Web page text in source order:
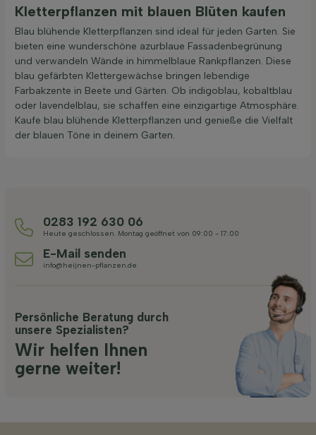
Kletterpflanzen mit blauen Blüten kaufen
Blau blühende Kletterpflanzen sind ideal für jeden Garten. Sie
bieten eine wunderschöne azurblaue Fassadenbegrünung
und verwandeln Wände in himmelblaue Rankpflanzen. Diese
blau gefärbten Klettergewächse bringen lebendige
Farbakzente in Beete und Gärten. Ob indigoblau, kobaltblau
oder lavendelblau, sie schaffen eine einzigartige Atmosphäre.
Kaufe blau blühende Kletterpflanzen und genieße die Vielfalt
der blauen Töne in deinem Garten.
0283 192 630 06
Heute geschlossen. Montag geöffnet von 09:00 - 17:00
E-Mail senden
info@heijnen-pflanzen.de
Persönliche Beratung durch
unsere Spezialisten?
Wir helfen Ihnen
gerne weiter!